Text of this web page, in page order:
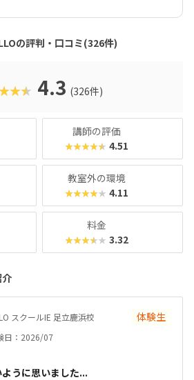
のように3D空間をデザインできるモ
と技術力、そのどちらも高めていけ
家庭にぴったりのスクールです。ま
ッチグループといえば、子どもの性
のマッチングに使われるそうで、「教
の相性が……」なんてトラブルも極力
みてくださいね。
の評判・口コミ(326件)
4.3 (326件)
講師の評価
★★★★★ 4.51
教室外の環境
★★★★★ 4.11
料金
★★★★★ 3.32
スクールIE 足立鹿浜校 体験生
日：2026/07
うに思いました...